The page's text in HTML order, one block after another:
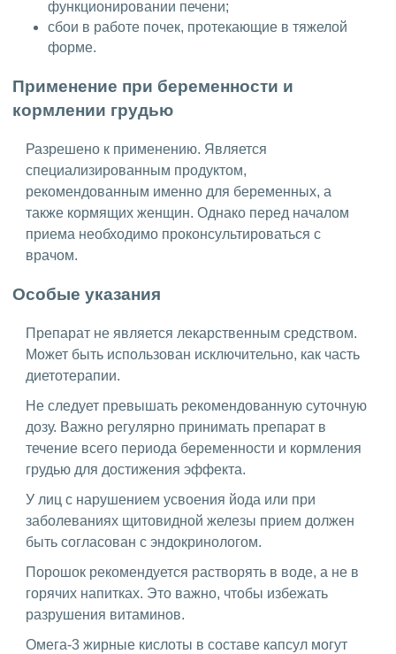
функционировании печени;
сбои в работе почек, протекающие в тяжелой
форме.
Применение при беременности и
кормлении грудью
Разрешено к применению. Является
специализированным продуктом,
рекомендованным именно для беременных, а
также кормящих женщин. Однако перед началом
приема необходимо проконсультироваться с
врачом.
Особые указания
Препарат не является лекарственным средством.
Может быть использован исключительно, как часть
диетотерапии.
Не следует превышать рекомендованную суточную
дозу. Важно регулярно принимать препарат в
течение всего периода беременности и кормления
грудью для достижения эффекта.
У лиц с нарушением усвоения йода или при
заболеваниях щитовидной железы прием должен
быть согласован с эндокринологом.
Порошок рекомендуется растворять в воде, а не в
горячих напитках. Это важно, чтобы избежать
разрушения витаминов.
Омега-3 жирные кислоты в составе капсул могут